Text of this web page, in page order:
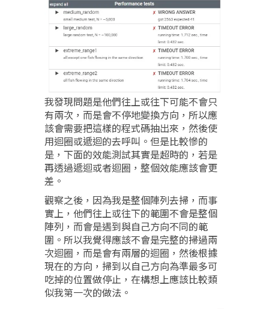
我發現問題是他們往上或往下可能不會只
有兩次，而是會不停地變換方向，所以應
該會需要把這樣的程式碼抽出來，然後使
用迴圈或遞迴的去呼叫。但是比較慘的
是，下面的效能測試其實是超時的，若是
再透過遞迴或者迴圈，整個效能應該會更
差。
觀察之後，因為我是整個陣列去掃，而事
實上，他們往上或往下的範圍不會是整個
陣列，而會是遇到與自己方向不同的範
圍。所以我覺得應該不會是完整的掃過兩
次迴圈，而是會有兩層的迴圈，然後根據
現在的方向，掃到以自己方向為準最多可
吃掉的位置做停止，在構想上應該比較類
似我第一次的做法。